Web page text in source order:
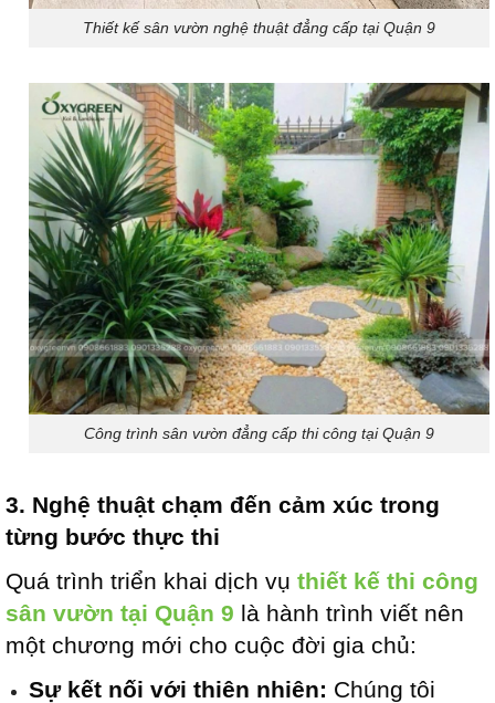
Thiết kế sân vườn nghệ thuật đẳng cấp tại Quận 9
Công trình sân vườn đẳng cấp thi công tại Quận 9
3. Nghệ thuật chạm đến cảm xúc trong
từng bước thực thi
Quá trình triển khai dịch vụ thiết kế thi công
sân vườn tại Quận 9 là hành trình viết nên
một chương mới cho cuộc đời gia chủ:
Sự kết nối với thiên nhiên: Chúng tôi